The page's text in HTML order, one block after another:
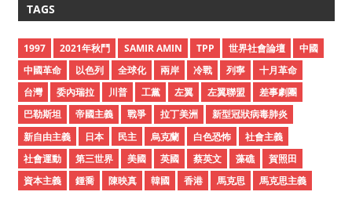
h
v
e
s
TAGS
1997 2021年秋鬥 SAMIR AMIN TPP 世界社會論壇
中國
中國革命
以色列 全球化 兩岸 冷戰 列寧
十月革命
台灣
委內瑞拉 川普 工黨 左翼 左翼聯盟
差事劇團
巴勒斯坦
帝國主義 戰爭 拉丁美洲
新型冠狀病毒肺炎
新自由主義
日本 民主 烏克蘭 白色恐怖
社會主義
社會運動
第三世界 美國 英國 蔡英文 藻礁
賀照田
資本主義
鍾喬 陳映真 韓國 香港 馬克思 馬克思主義